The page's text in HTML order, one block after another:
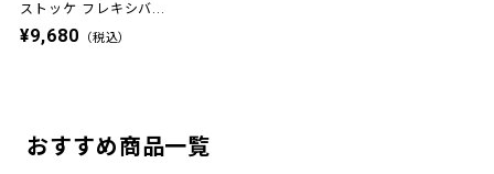
ストッケ フレキシバ...
¥9,680 （税込）
おすすめ商品一覧